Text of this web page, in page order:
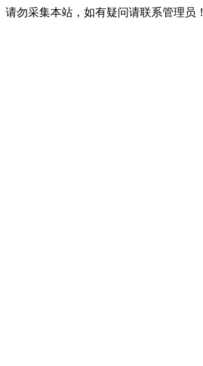
请勿采集本站，如有疑问请联系管理员！